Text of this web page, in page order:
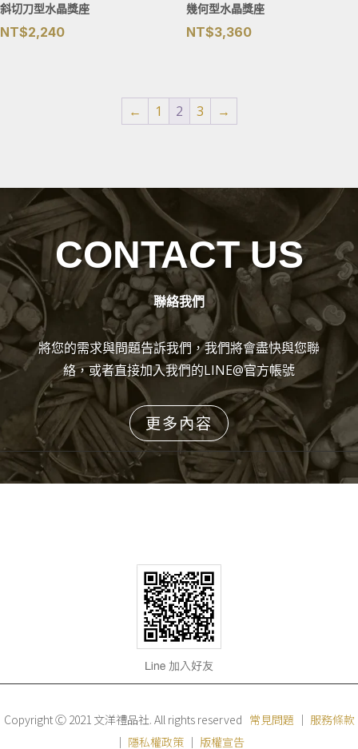
斜切刀型水晶獎座
NT$2,240
幾何型水晶獎座
NT$3,360
← 1 2 3 →
CONTACT US
聯絡我們
將您的需求與問題告訴我們，我們將會盡快與您聯
絡，或者直接加入我們的LINE@官方帳號
更多內容
Copyright Ⓒ 2021 文洋禮品社. All rights reserved 常見問題 ｜ 服務條款
｜ 隱私權政策｜ 版權宣告